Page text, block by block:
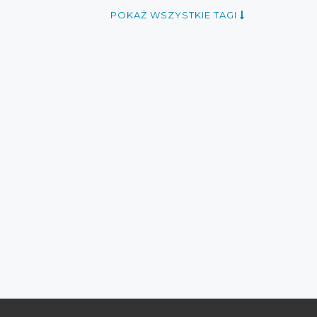
POKAŻ WSZYSTKIE TAGI